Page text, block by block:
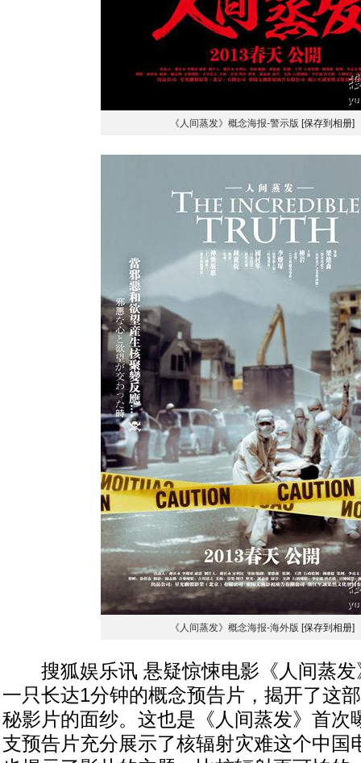
《人间蒸发》概念海报-警示版 [保存到相册]
《人间蒸发》概念海报-海外版 [保存到相册]
搜狐娱乐讯 悬疑惊悚电影《人间蒸发
一只长达1分钟的概念预告片，揭开了这
秘影片的面纱。这也是《人间蒸发》首次
支预告片充分展示了核辐射灾难这个中国